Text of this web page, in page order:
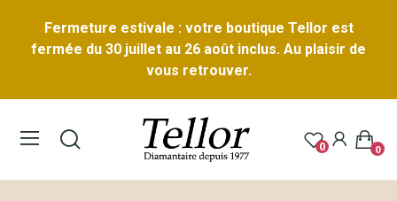
Fermeture estivale : votre boutique Tellor est
fermée du 30 juillet au 26 août inclus. Au plaisir de
vous retrouver.
0 0